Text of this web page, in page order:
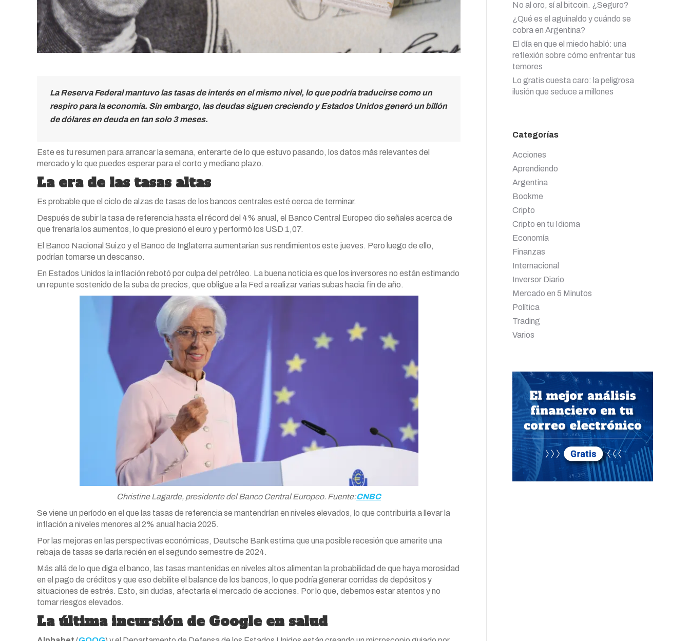
La Reserva Federal mantuvo las tasas de interés en el mismo nivel, lo que podría traducirse como un
respiro para la economía. Sin embargo, las deudas siguen creciendo y Estados Unidos generó un billón
de dólares en deuda en tan solo 3 meses.
Este es tu resumen para arrancar la semana, enterarte de lo que estuvo pasando, los datos más relevantes del
mercado y lo que puedes esperar para el corto y mediano plazo.
La era de las tasas altas
Es probable que el ciclo de alzas de tasas de los bancos centrales esté cerca de terminar.
Después de subir la tasa de referencia hasta el récord del 4% anual, el Banco Central Europeo dio señales acerca de
que frenaría los aumentos, lo que presionó el euro y performó los USD 1,07.
El Banco Nacional Suizo y el Banco de Inglaterra aumentarían sus rendimientos este jueves. Pero luego de ello,
podrían tomarse un descanso.
En Estados Unidos la inflación rebotó por culpa del petróleo. La buena noticia es que los inversores no están estimando
un repunte sostenido de la suba de precios, que obligue a la Fed a realizar varias subas hacia fin de año.
Christine Lagarde, presidente del Banco Central Europeo. Fuente:CNBC
Se viene un período en el que las tasas de referencia se mantendrían en niveles elevados, lo que contribuiría a llevar la
inflación a niveles menores al 2% anual hacia 2025.
Por las mejoras en las perspectivas económicas, Deutsche Bank estima que una posible recesión que amerite una
rebaja de tasas se daría recién en el segundo semestre de 2024.
Más allá de lo que diga el banco, las tasas mantenidas en niveles altos alimentan la probabilidad de que haya morosidad
en el pago de créditos y que eso debilite el balance de los bancos, lo que podría generar corridas de depósitos y
situaciones de estrés. Esto, sin dudas, afectaría el mercado de acciones. Por lo que, debemos estar atentos y no
tomar riesgos elevados.
La última incursión de Google en salud
No al oro, sí al bitcoin. ¿Seguro?
¿Qué es el aguinaldo y cuándo se
cobra en Argentina?
El día en que el miedo habló: una
reflexión sobre cómo enfrentar tus
temores
Lo gratis cuesta caro: la peligrosa
ilusión que seduce a millones
Categorías
Acciones
Aprendiendo
Argentina
Bookme
Cripto
Cripto en tu Idioma
Economía
Finanzas
Internacional
Inversor Diario
Mercado en 5 Minutos
Política
Trading
Varios